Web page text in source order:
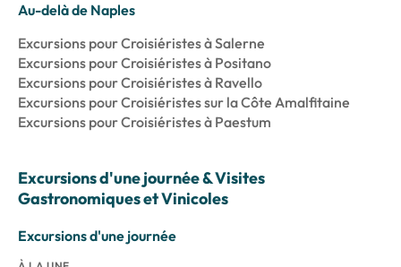
Au-delà de Naples
Excursions pour Croisiéristes à Salerne
Excursions pour Croisiéristes à Positano
Excursions pour Croisiéristes à Ravello
Excursions pour Croisiéristes sur la Côte Amalfitaine
Excursions pour Croisiéristes à Paestum
Excursions d'une journée & Visites
Gastronomiques et Vinicoles
Excursions d'une journée